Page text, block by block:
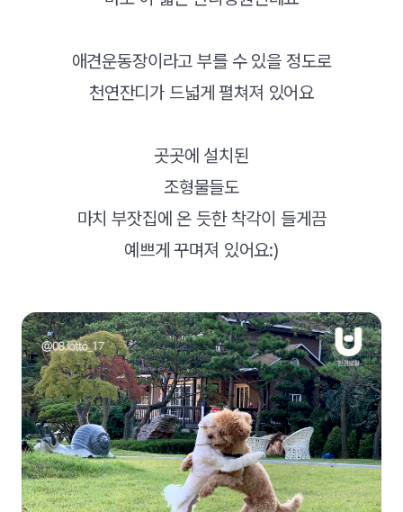
애견운동장이라고 부를 수 있을 정도로
천연잔디가 드넓게 펼쳐져 있어요
곳곳에 설치된
조형물들도
마치 부잣집에 온 듯한 착각이 들게끔
예쁘게 꾸며져 있어요:)